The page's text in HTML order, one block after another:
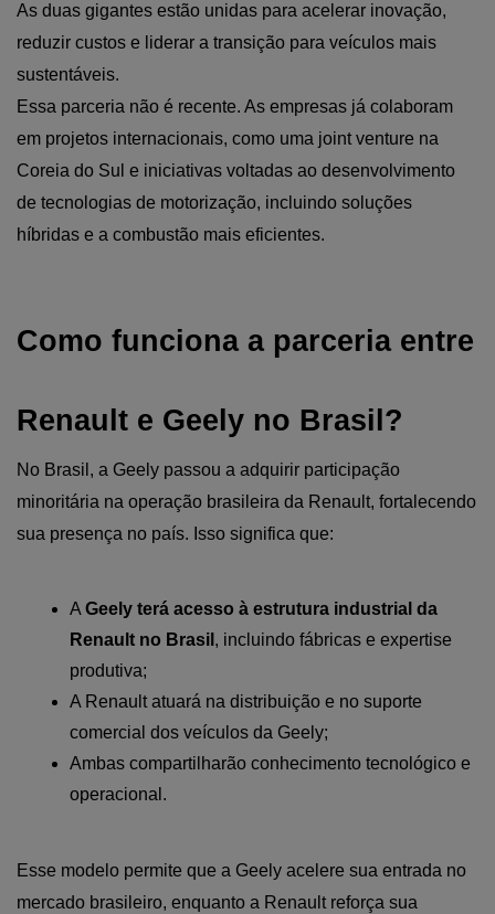
As duas gigantes estão unidas para acelerar inovação,
reduzir custos e liderar a transição para veículos mais
sustentáveis.
Essa parceria não é recente. As empresas já colaboram
em projetos internacionais, como uma joint venture na
Coreia do Sul e iniciativas voltadas ao desenvolvimento
de tecnologias de motorização, incluindo soluções
híbridas e a combustão mais eficientes.
Como funciona a parceria entre
Renault e Geely no Brasil?
No Brasil, a Geely passou a adquirir participação
minoritária na operação brasileira da Renault, fortalecendo
sua presença no país. Isso significa que:
A Geely terá acesso à estrutura industrial da
Renault no Brasil , incluindo fábricas e expertise
produtiva;
A Renault atuará na distribuição e no suporte
comercial dos veículos da Geely;
Ambas compartilharão conhecimento tecnológico e
operacional.
Esse modelo permite que a Geely acelere sua entrada no
mercado brasileiro, enquanto a Renault reforça sua